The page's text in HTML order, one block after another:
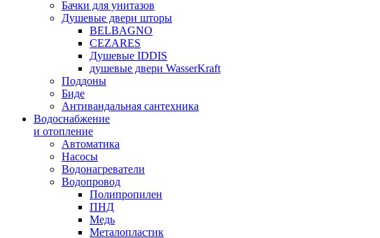
Бачки для унитазов
Душевые двери шторы
BELBAGNO
CEZARES
Душевые IDDIS
душевые двери WasserKraft
Поддоны
Биде
Антивандальная сантехника
Водоснабжение
и отопление
Автоматика
Насосы
Водонагреватели
Водопровод
Полипропилен
ПНД
Медь
Металопластик